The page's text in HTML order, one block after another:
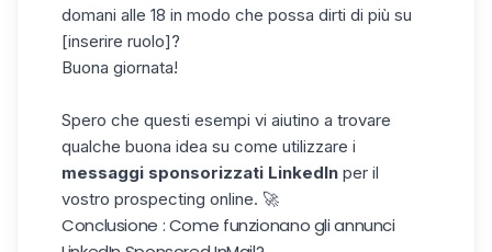
domani alle 18 in modo che possa dirti di più su
[inserire ruolo]?
Buona giornata!
Spero che questi esempi vi aiutino a trovare
qualche buona idea su come utilizzare i
messaggi sponsorizzati LinkedIn per il
vostro prospecting online. 🚀
Conclusione : Come funzionano gli annunci